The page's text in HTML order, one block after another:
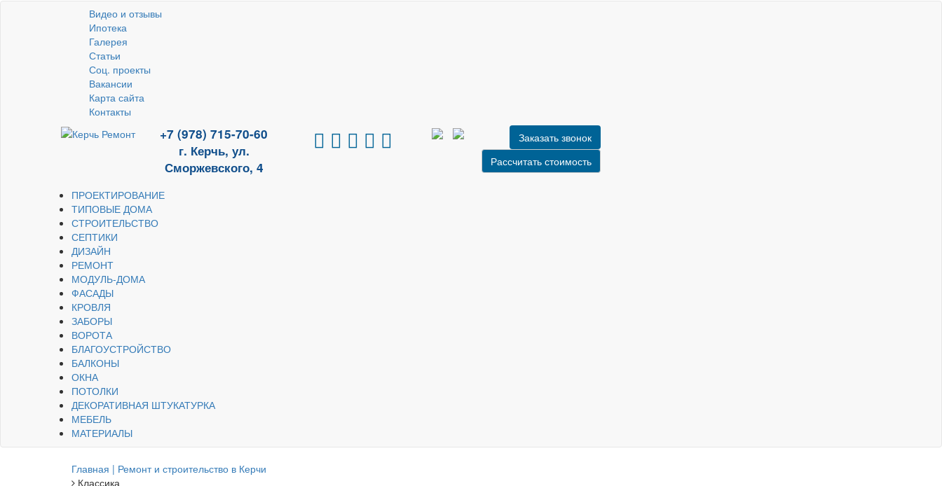
Видео и отзывы
Ипотека
Галерея
Статьи
Соц. проекты
Вакансии
Карта сайта
Контакты
+7 (978) 715-70-60
г. Керчь, ул.
Сморжевского, 4
Заказать звонок
Рассчитать стоимость
ПРОЕКТИРОВАНИЕ
ТИПОВЫЕ ДОМА
СТРОИТЕЛЬСТВО
СЕПТИКИ
ДИЗАЙН
РЕМОНТ
МОДУЛЬ-ДОМА
ФАСАДЫ
КРОВЛЯ
ЗАБОРЫ
ВОРОТА
БЛАГОУСТРОЙСТВО
БАЛКОНЫ
ОКНА
ПОТОЛКИ
ДЕКОРАТИВНАЯ ШТУКАТУРКА
МЕБЕЛЬ
МАТЕРИАЛЫ
Главная | Ремонт и строительство в Керчи
Классика